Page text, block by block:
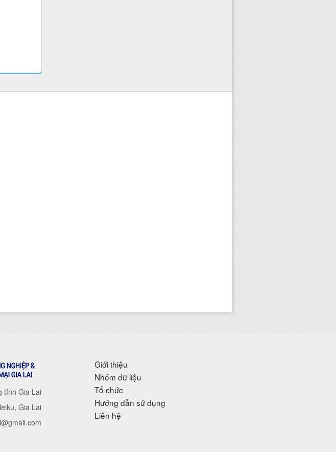
tỉnh Gia Lai
Gia Lai
Giới thiệu
Nhóm dữ liệu
Tổ chức
Hướng dẫn sử dụng
Liên hệ